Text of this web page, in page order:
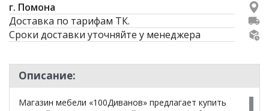
г. Помона
Доставка по тарифам ТК.
Сроки доставки уточняйте у менеджера
Описание:
Магазин мебели «100Диванов» предлагает купить